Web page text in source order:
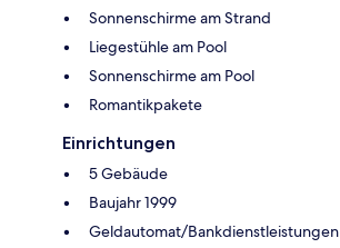
Sonnenschirme am Strand
Liegestühle am Pool
Sonnenschirme am Pool
Romantikpakete
Einrichtungen
5 Gebäude
Baujahr 1999
Geldautomat/Bankdienstleistungen